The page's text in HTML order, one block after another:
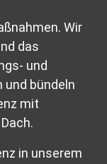
Wir
das
und
und bündeln
mit
in unserem